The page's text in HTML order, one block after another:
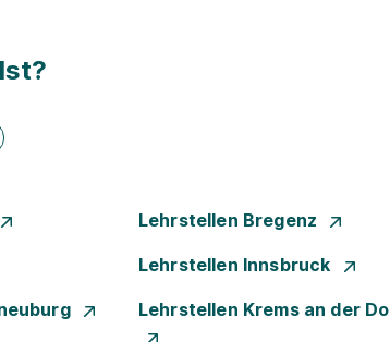
Lehrstellen Bregenz
Lehrstellen Innsbruck
Lehrstellen Krems an der